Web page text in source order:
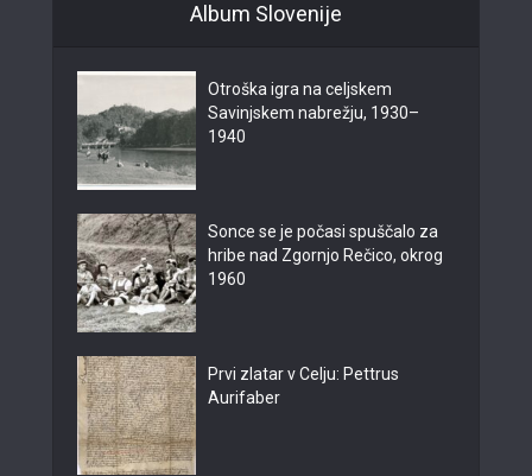
Album Slovenije
Otroška igra na celjskem
Savinjskem nabrežju, 1930–
1940
Sonce se je počasi spuščalo za
hribe nad Zgornjo Rečico, okrog
1960
Prvi zlatar v Celju: Pettrus
Aurifaber